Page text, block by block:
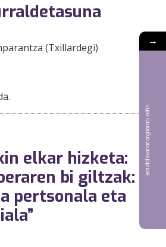
(Txillardegi)
elkar hizketa:
bi giltzak:
pertsonala eta
→
Bat aldizkarian argitaratu nahi?